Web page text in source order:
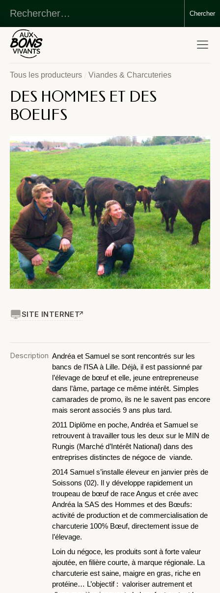
Tous les producteurs / Viandes & Charcuteries
DES HOMMES ET DES
BOEUFS
SITE INTERNET
Description Andréa et Samuel se sont rencontrés sur les
bancs de l’ISA à Lille. Déjà, il est passionné par
l’élevage de bœuf et elle, jeune entrepreneuse
dans l’âme, partage ce même intérêt. Simples
camarades de promo, ils ne le savent pas encore
mais seront associés 9 ans plus tard.
2011 Diplôme en poche, Andréa et Samuel se
retrouvent à travailler tous les deux sur le MIN de
Rungis (Marché d’Intérêt National) dans des
entreprises distinctes de négoce de viande.
2014 Samuel s’installe éleveur en janvier près de
Soissons (02). Il y développe rapidement un
troupeau de bœuf de race Angus et crée avec
Andréa la SAS des Hommes et des Bœufs:
activité de production et de commercialisation de
charcuterie 100% Bœuf, directement issue de
l’élevage.
Loin du négoce, les produits sont à forte valeur
ajoutée, en filière courte, à marque régionale. La
charcuterie est saine, maigre en gras, riche en
protéine… L’objectif : valoriser autrement et